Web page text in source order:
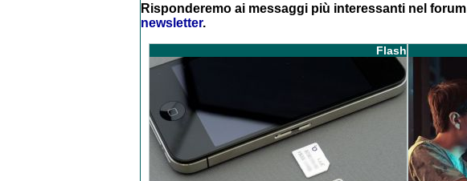
Risponderemo ai messaggi più interessanti nel forum
newsletter.
Flash